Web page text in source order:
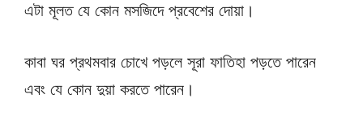
এটা মূলত যে কোন মসজিদে প্রবেশের দোয়া।
কাবা ঘর প্রথমবার চোখে পড়লে সূরা ফাতিহা পড়তে পারেন
এবং যে কোন দুয়া করতে পারেন।